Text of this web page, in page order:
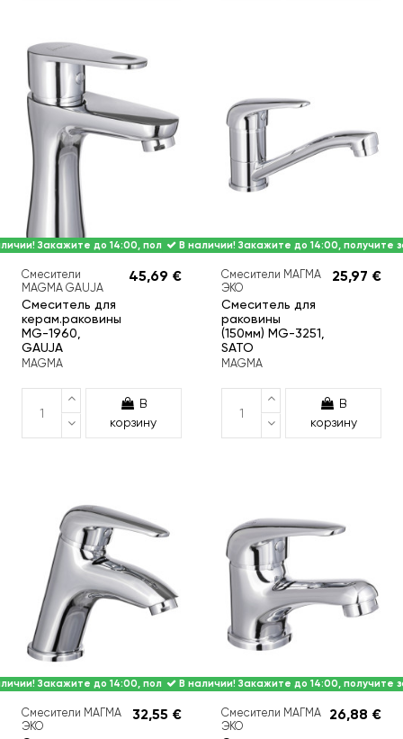
Закажите до 14:00, получите завтра.
Смесители
MAGMA GAUJA
Смеситель для
керам.раковины
MG-1960,
GAUJA
MAGMA
45,69 €
В
корзину
В наличии! Закажите до 14:00, получите
Смесители МАГМА
ЭКО
Смеситель для
раковины
(150мм) MG-3251,
SATO
MAGMA
25,97 €
В
корзину
Закажите до 14:00, получите завтра.
Смесители МАГМА
ЭКО
32,55 €
В наличии! Закажите до 14:00, получите
Смесители МАГМА
ЭКО
26,88 €